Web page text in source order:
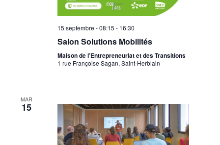
15 septembre - 08:15 - 16:30
Salon Solutions Mobilités
Maison de l’Entrepreneuriat et des Transitions
1 rue Françoise Sagan, Saint-Herblain
MAR
15